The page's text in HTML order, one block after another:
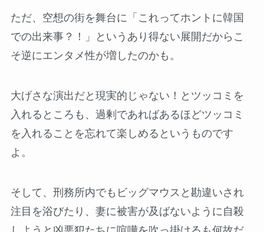
ただ、空想の街を舞台に「これってホントに韓国
での出来事？！」というあり得ない展開だからこ
そ逆にエンタメ性が増したのかも。
大げさな演出だと現実的じゃない！とツッコミを
入れるところも、過剰であればあるほどツッコミ
を入れることを忘れて楽しめるというものです
よ。
そして、刑務所内でもビッグマウスと勘違いされ
注目を浴びたり、妻に被害が及ばないように自殺